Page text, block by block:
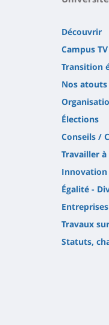
Découvrir
Campus TV
Transition
Nos atouts
Élections
Conseils /
Travailler
Innovation
Égalité -
Entreprises
Travaux
Statuts,